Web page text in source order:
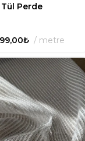
Perde
₺ metre